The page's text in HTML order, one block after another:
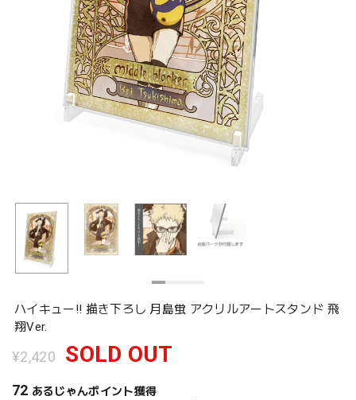
ハイキュー!! 描き下ろし 月島蛍 アクリルアートスタンド 飛
翔Ver.
¥2,420 SOLD OUT
72 あるじゃんポイント獲得